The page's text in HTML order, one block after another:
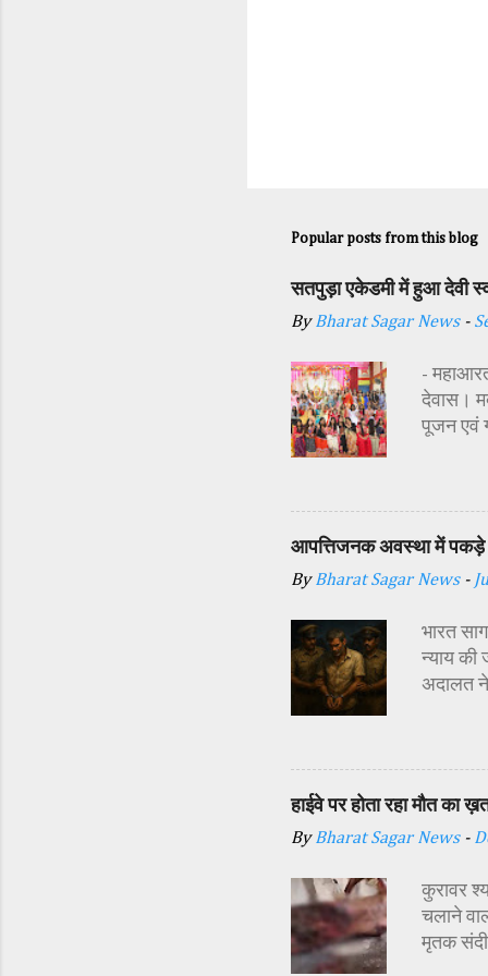
Popular posts from this blog
सतपुड़ा एकेडमी में हुआ देवी
ByBharat Sagar News -
-
देवास।
पूजन एवं
अतिथि
प्रबंधक
विधि-
कन्याओं
आपत्तिजनक अवस्था में पकड़े
ByBharat Sagar News -
भारत
न्याय की
अदालत
किया
इसी बात
दिया।
डाले और
मामले की
हाईवे पर होता रहा मौत का
ByBharat Sagar News -
कुरावर
चलाने
मृतक